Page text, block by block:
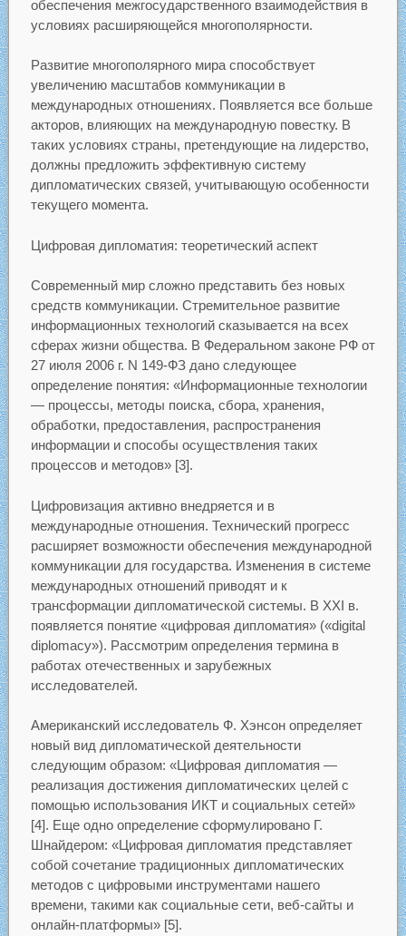
обеспечения межгосударственного взаимодействия в
условиях расширяющейся многополярности.
Развитие многополярного мира способствует
увеличению масштабов коммуникации в
международных отношениях. Появляется все больше
акторов, влияющих на международную повестку. В
таких условиях страны, претендующие на лидерство,
должны предложить эффективную систему
дипломатических связей, учитывающую особенности
текущего момента.
Цифровая дипломатия: теоретический аспект
Современный мир сложно представить без новых
средств коммуникации. Стремительное развитие
информационных технологий сказывается на всех
сферах жизни общества. В Федеральном законе РФ от
27 июля 2006 г. N 149-ФЗ дано следующее
определение понятия: «Информационные технологии
— процессы, методы поиска, сбора, хранения,
обработки, предоставления, распространения
информации и способы осуществления таких
процессов и методов» [3].
Цифровизация активно внедряется и в
международные отношения. Технический прогресс
расширяет возможности обеспечения международной
коммуникации для государства. Изменения в системе
международных отношений приводят и к
трансформации дипломатической системы. В XXI в.
появляется понятие «цифровая дипломатия» («digital
diplomacy»). Рассмотрим определения термина в
работах отечественных и зарубежных
исследователей.
Американский исследователь Ф. Хэнсон определяет
новый вид дипломатической деятельности
следующим образом: «Цифровая дипломатия —
реализация достижения дипломатических целей с
помощью использования ИКТ и социальных сетей»
[4]. Еще одно определение сформулировано Г.
Шнайдером: «Цифровая дипломатия представляет
собой сочетание традиционных дипломатических
методов с цифровыми инструментами нашего
времени, такими как социальные сети, веб-сайты и
онлайн-платформы» [5].